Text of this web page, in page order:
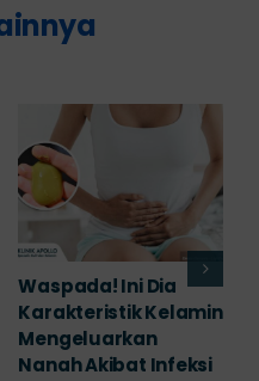
Tampak Ringan,
Waspada Ini Gejala
Kutil Kelamin yang
Berbahaya!